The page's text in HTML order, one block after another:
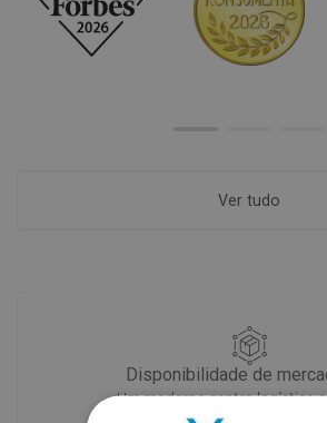
Ver tudo
Disponibilidade de
Um moderno centro logístico